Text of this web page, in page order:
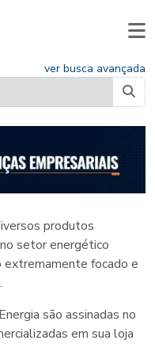
ver busca avançada
produtos
setor energético
extremamente focado e
são assinadas no
em sua loja